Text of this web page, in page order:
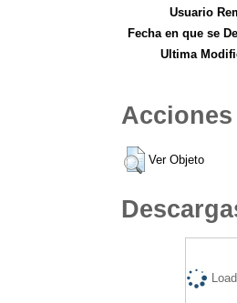
Usuario
Fecha en que se
Ultima
Ver Objeto